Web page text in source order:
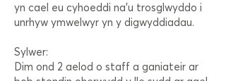
yn cael eu cyhoeddi na'u trosglwyddo i
unrhyw ymwelwyr yn y digwyddiadau.
Sylwer:
Dim ond 2 aelod o staff a ganiateir ar